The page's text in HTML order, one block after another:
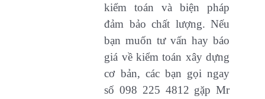
kiểm toán và biện pháp
đảm bảo chất lượng. Nếu
bạn muốn tư vấn hay báo
giá về kiểm toán xây dựng
cơ bản, các bạn gọi ngay
số 098 225 4812 gặp Mr